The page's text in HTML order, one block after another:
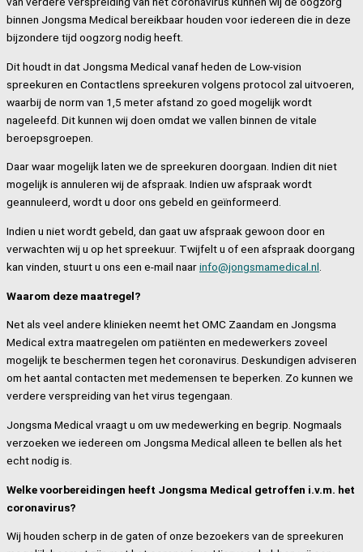
binnen Jongsma Medical bereikbaar houden voor iedereen die in deze
bijzondere tijd oogzorg nodig heeft.
Dit houdt in dat Jongsma Medical vanaf heden de Low-vision
spreekuren en Contactlens spreekuren volgens protocol zal uitvoeren,
waarbij de norm van 1,5 meter afstand zo goed mogelijk wordt
nageleefd. Dit kunnen wij doen omdat we vallen binnen de vitale
beroepsgroepen.
Daar waar mogelijk laten we de spreekuren doorgaan. Indien dit niet
mogelijk is annuleren wij de afspraak. Indien uw afspraak wordt
geannuleerd, wordt u door ons gebeld en geïnformeerd.
Indien u niet wordt gebeld, dan gaat uw afspraak gewoon door en
verwachten wij u op het spreekuur. Twijfelt u of een afspraak doorgang
kan vinden, stuurt u ons een e-mail naarinfo@jongsmamedical.nl
Waarom deze maatregel?
Net als veel andere klinieken neemt het OMC Zaandam en Jongsma
Medical extra maatregelen om patiënten en medewerkers zoveel
mogelijk te beschermen tegen het coronavirus. Deskundigen adviseren
om het aantal contacten met medemensen te beperken. Zo kunnen we
verdere verspreiding van het virus tegengaan.
Jongsma Medical vraagt u om uw medewerking en begrip. Nogmaals
verzoeken we iedereen om Jongsma Medical alleen te bellen als het
echt nodig is.
Welke voorbereidingen heeft Jongsma Medical getroffen i.v.m. het
coronavirus?
Wij houden scherp in de gaten of onze bezoekers van de spreekuren